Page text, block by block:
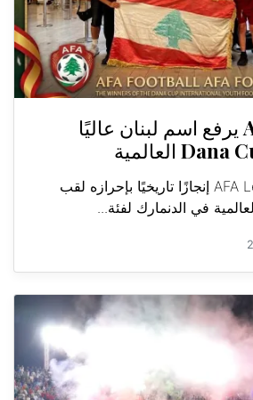
AFA Lebanon يرفع اسم لبنان عاليًا
حقق فريق AFA Lebanon إنجازًا تاريخيًا بإحرازه لقب